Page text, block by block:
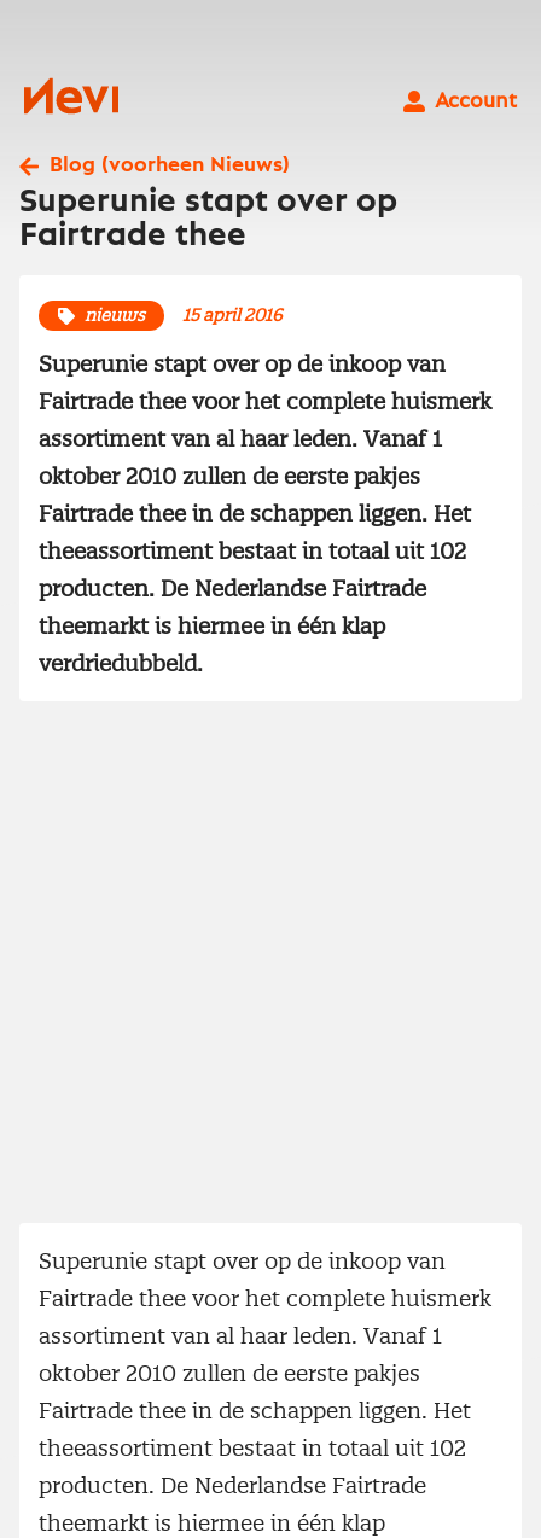
Nevi
Account
Blog (voorheen Nieuws)
Superunie stapt over op
Fairtrade thee
nieuws 15 april 2016
Superunie stapt over op de inkoop van
Fairtrade thee voor het complete huismerk
assortiment van al haar leden. Vanaf 1
oktober 2010 zullen de eerste pakjes
Fairtrade thee in de schappen liggen. Het
theeassortiment bestaat in totaal uit 102
producten. De Nederlandse Fairtrade
theemarkt is hiermee in één klap
verdriedubbeld.
Superunie stapt over op de inkoop van
Fairtrade thee voor het complete huismerk
assortiment van al haar leden. Vanaf 1
oktober 2010 zullen de eerste pakjes
Fairtrade thee in de schappen liggen. Het
theeassortiment bestaat in totaal uit 102
producten. De Nederlandse Fairtrade
theemarkt is hiermee in één klap